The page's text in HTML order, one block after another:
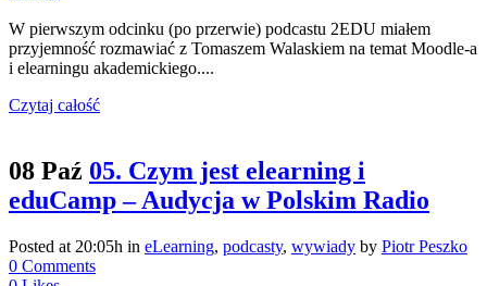
W pierwszym odcinku (po przerwie) podcastu 2EDU miałem
przyjemność rozmawiać z Tomaszem Walaskiem na temat Moodle-a
i elearningu akademickiego....
Czytaj całość
08 Paź 05. Czym jest elearning i
eduCamp – Audycja w Polskim Radio
Posted at 20:05h in eLearning, podcasty, wywiady by Piotr Peszko
0 Comments